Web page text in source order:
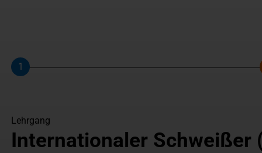
Schritt
1
Lehrgang
Internationaler Schweißer